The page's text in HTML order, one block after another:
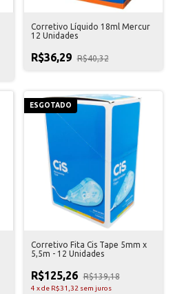
Corretivo Líquido 18ml Mercur
12 Unidades
R$36,29 R$40,32
ESGOTADO
Corretivo Fita Cis Tape 5mm x
5,5m - 12 Unidades
R$125,26 R$139,18
4 xde R$31,32 sem juros